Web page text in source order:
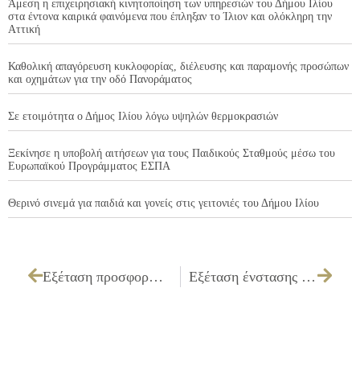
Άμεση η επιχειρησιακή κινητοποίηση των υπηρεσιών του Δήμου Ιλίου
στα έντονα καιρικά φαινόμενα που έπληξαν το Ίλιον και ολόκληρη την
Αττική
Καθολική απαγόρευση κυκλοφορίας, διέλευσης και παραμονής προσώπων
και οχημάτων για την οδό Πανοράματος
Σε ετοιμότητα ο Δήμος Ιλίου λόγω υψηλών θερμοκρασιών
Ξεκίνησε η υποβολή αιτήσεων για τους Παιδικούς Σταθμούς μέσω του
Ευρωπαϊκού Προγράμματος ΕΣΠΑ
Θερινό σινεμά για παιδιά και γονείς στις γειτονιές του Δήμου Ιλίου
Εξέταση προσφορών και εισήγηση ανάθεσης που αφορά «Απολύμανση κτιρίων και αύλειου χώρου στο εργοτάξιο Μπίμπιζα 1 και στο Δημοτικό Κοιμητήριο» Εξέταση ένστασης του υποψηφίου προμηθευτή με την επωνυμία VODAFONE – PANAFON A.E., για την εργασία, «Προμήθεια μισθωμένης γραμμής μεταφοράς δεδομένων»